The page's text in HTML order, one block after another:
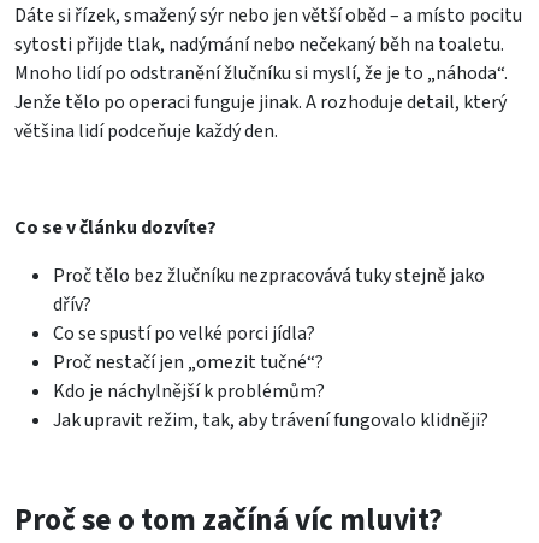
Dáte si řízek, smažený sýr nebo jen větší oběd – a místo pocitu
sytosti přijde tlak, nadýmání nebo nečekaný běh na toaletu.
Mnoho lidí po odstranění žlučníku si myslí, že je to „náhoda“.
Jenže tělo po operaci funguje jinak. A rozhoduje detail, který
většina lidí podceňuje každý den.
Co se v článku dozvíte?
Proč tělo bez žlučníku nezpracovává tuky stejně jako
dřív?
Co se spustí po velké porci jídla?
Proč nestačí jen „omezit tučné“?
Kdo je náchylnější k problémům?
Jak upravit režim, tak, aby trávení fungovalo klidněji?
Proč se o tom začíná víc mluvit?